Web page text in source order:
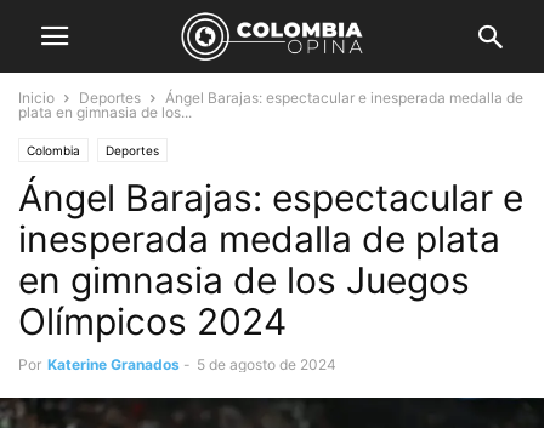
Inicio Deportes
Ángel Barajas: espectacular e inesperada medalla de
plata en gimnasia de los...
Colombia Deportes
Ángel Barajas: espectacular e
inesperada medalla de plata
en gimnasia de los Juegos
Olímpicos 2024
Por Katerine Granados - 5 de agosto de 2024